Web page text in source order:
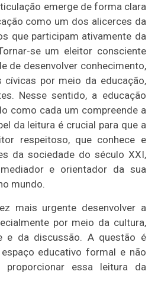
emerge de forma clara
como um dos alicerces da
que participam ativamente da
se um eleitor consciente
de desenvolver conhecimento,
cívicas por meio da educação,
Nesse sentido, a educação
como cada um compreende a
da leitura é crucial para que a
respeitoso, que conhece e
da sociedade do século XXI,
e orientador da sua
mundo.
mais urgente desenvolver a
por meio da cultura,
e da discussão. A questão é
educativo formal e não
essa leitura da